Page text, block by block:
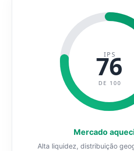
IPS
76
DE 100
Mercado
Alta liquidez, distribuição